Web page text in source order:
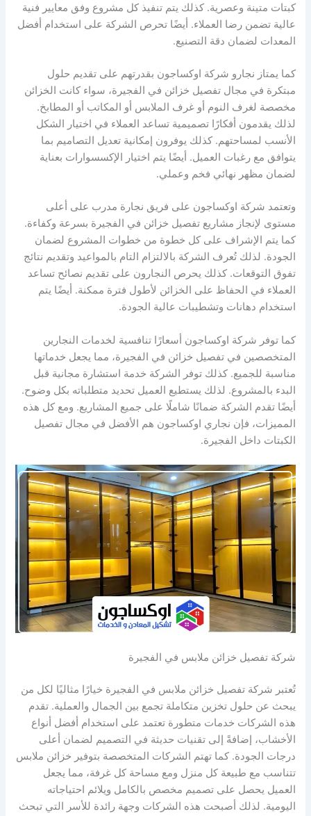
كبتات متينة وعصرية. كذلك يتم تنفيذ كل مشروع وفق معايير فنية
عالية تضمن رضا العملاء. أيضًا تحرص الشركة على استخدام أفضل
المعدات لضمان دقة التصنيع.
كما يمتاز نجارو شركة اوكساجون بقدرتهم على تقديم حلول
مبتكرة في مجال تفصيل خزائن في الفجيرة، سواء كانت الخزائن
مخصصة لغرف النوم أو غرف الملابس أو المكاتب أو المطابخ.
لذلك يقدمون أفكارًا تصميمية تساعد العملاء في اختيار الشكل
الأنسب لمساحتهم. كذلك يوفرون إمكانية تعديل التصاميم بما
يتوافق مع رغبات العميل. أيضًا يتم اختيار الإكسسوارات بعناية
لضمان مظهر نهائي فخم وعملي.
وتعتمد شركة اوكساجون على فريق نجارة مدرب على أعلى
مستوى لإنجاز مشاريع تفصيل خزائن في الفجيرة بسرعة وكفاءة.
كما يتم الإشراف على كل خطوة من خطوات المشروع لضمان
الجودة. لذلك تُعرف الشركة بالالتزام التام بالمواعيد وتقديم نتائج
تفوق التوقعات. كذلك يحرص النجارون على تقديم نصائح تساعد
العملاء في الحفاظ على الخزائن لأطول فترة ممكنة. أيضًا يتم
استخدام دهانات وتشطيبات عالية الجودة.
كما توفر شركة اوكساجون أسعارًا تنافسية لخدمات النجارين
المتخصصين في تفصيل خزائن في الفجيرة، مما يجعل خدماتها
مناسبة للجميع. كذلك توفر الشركة خدمة استشارة مجانية قبل
البدء بالمشروع. لذلك يستطيع العميل تحديد متطلباته بكل وضوح.
أيضًا تقدم الشركة ضمانًا شاملًا على جميع المشاريع. ومع كل هذه
المميزات، فإن نجاري اوكساجون هم الأفضل في مجال تفصيل
الكبتات داخل الفجيرة.
شركة تفصيل خزائن ملابس في الفجيرة
تُعتبر شركة تفصيل خزائن ملابس في الفجيرة خيارًا مثاليًا لكل من
يبحث عن حلول تخزين متكاملة تجمع بين الجمال والعملية. تقدم
هذه الشركات خدمات متطورة تعتمد على استخدام أفضل أنواع
الأخشاب، إضافةً إلى تقنيات حديثة في التصميم لضمان أعلى
درجات الجودة. كما تهتم الشركات المتخصصة بتوفير خزائن ملابس
تتناسب مع طبيعة كل منزل ومع مساحة كل غرفة، مما يجعل
العميل يحصل على تصميم مخصص بالكامل ويلائم احتياجاته
اليومية. لذلك أصبحت هذه الشركات وجهة رائدة للأسر التي تبحث